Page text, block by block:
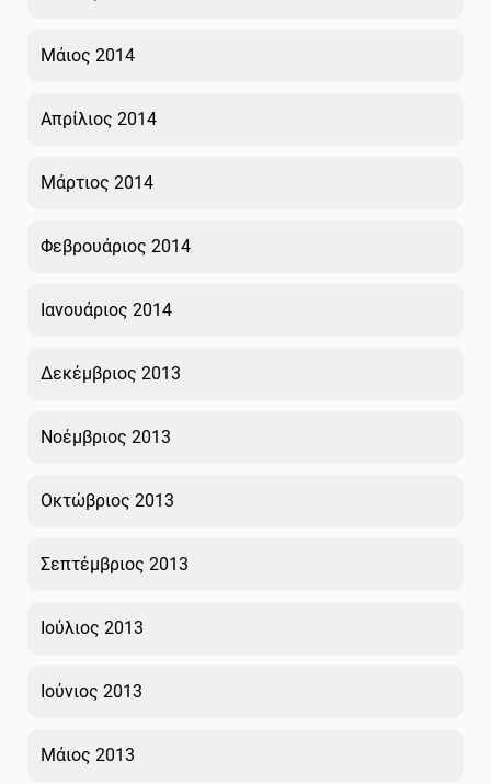
Μάιος 2014
Απρίλιος 2014
Μάρτιος 2014
Φεβρουάριος 2014
Ιανουάριος 2014
Δεκέμβριος 2013
Νοέμβριος 2013
Οκτώβριος 2013
Σεπτέμβριος 2013
Ιούλιος 2013
Ιούνιος 2013
Μάιος 2013